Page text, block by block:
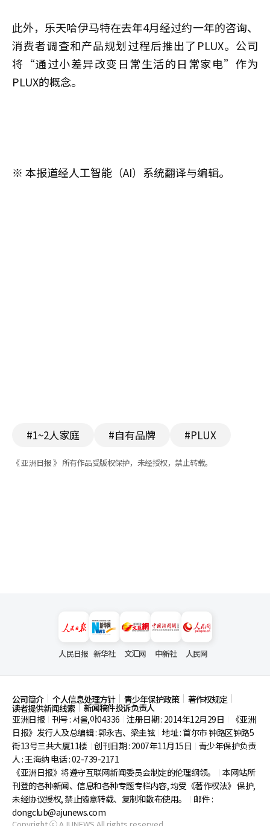
此外，乐天哈伊马特在去年4月经过约一年的咨询、
消费者调查和产品规划过程后推出了PLUX。公司
将“通过小差异改变日常生活的日常家电”作为
PLUX的概念。
※ 本报道经人工智能（AI）系统翻译与编辑。
#1~2人家庭 #自有品牌 #PLUX
《 亚洲日报 》 所有作品受版权保护，未经授权，禁止转载。
人民日报 新华社 文汇网 中新社 人民网
公司简介 个人信息处理方针 青少年保护政策 著作权规定
读者提供新闻线索
新闻稿件投诉负责人
亚洲日报
刊号 : 서울,아04336 注册日期 : 2014年12月29日
《亚洲
日报》发行人及总编辑 : 郭永吉、梁圭铉 地址 : 首尔市钟路区钟路5
街13号三共大厦11楼 创刊日期 : 2007年11月15日
青少年保护负责
人 : 王海纳 电话 : 02-739-2171
《亚洲日报》将遵守互联网新闻委员会制定的伦理纲领。
本网站所
刊登的各种新闻、信息和各种专题专栏内容, 均受《著作权法》 保护,
未经协议授权, 禁止随意转载、复制和散布使用。
邮件 :
dongclub@ajunews.com